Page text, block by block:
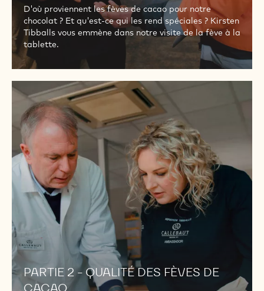
D'où proviennent les fèves de cacao pour notre
chocolat ? Et qu'est-ce qui les rend spéciales ? Kirsten
Tibballs vous emmène dans notre visite de la fève à la
tablette.
PARTIE 2 - QUALITÉ DES FÈVES DE
PARTIE
QUALITÉ
DES
FÈVES
DE
CACAO